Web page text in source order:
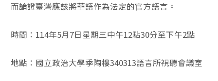
而論證臺灣應該將華語作為法定的官方語言。
時間：114年5月7日星期三中午12點30分至下午2點
地點：國立政治大學季陶樓340313語言所視聽會議室